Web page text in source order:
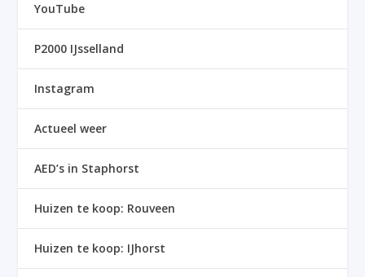
YouTube
P2000 IJsselland
Instagram
Actueel weer
AED’s in Staphorst
Huizen te koop: Rouveen
Huizen te koop: IJhorst